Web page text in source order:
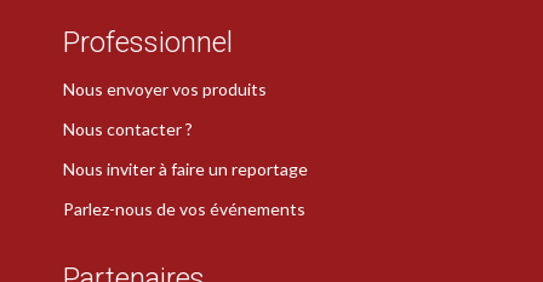
Professionnel
Nous envoyer vos produits
Nous contacter ?
Nous inviter à faire un reportage
Parlez-nous de vos événements